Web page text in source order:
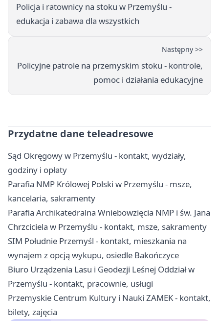
Policja i ratownicy na stoku w Przemyślu -
edukacja i zabawa dla wszystkich
Następny >>
Policyjne patrole na przemyskim stoku - kontrole,
pomoc i działania edukacyjne
Przydatne dane teleadresowe
Sąd Okręgowy w Przemyślu - kontakt, wydziały,
godziny i opłaty
Parafia NMP Królowej Polski w Przemyślu - msze,
kancelaria, sakramenty
Parafia Archikatedralna Wniebowzięcia NMP i św. Jana
Chrzciciela w Przemyślu - kontakt, msze, sakramenty
SIM Południe Przemyśl - kontakt, mieszkania na
wynajem z opcją wykupu, osiedle Bakończyce
Biuro Urządzenia Lasu i Geodezji Leśnej Oddział w
Przemyślu - kontakt, pracownie, usługi
Przemyskie Centrum Kultury i Nauki ZAMEK - kontakt,
bilety, zajęcia